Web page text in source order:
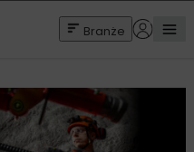
Branże